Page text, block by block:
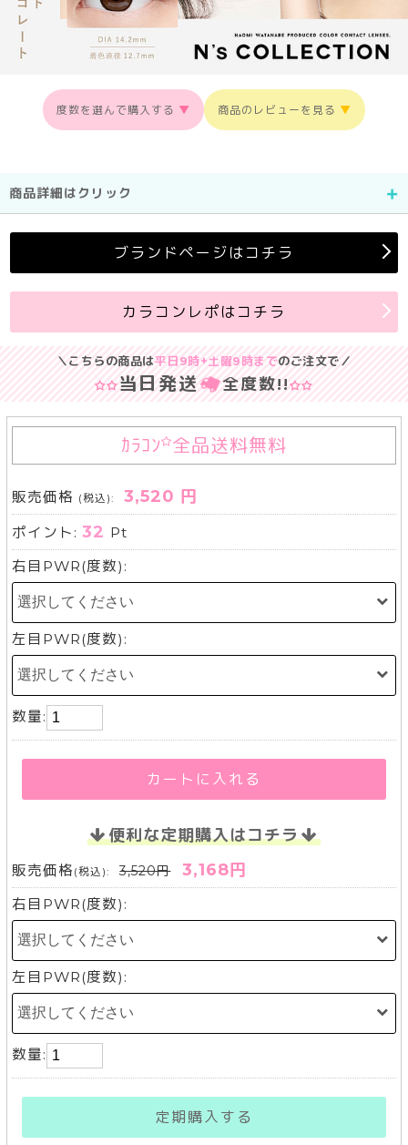
度数を選んで購入する ▼ 商品のレビューを見る ▼
商品詳細はクリック
ブランドページはコチラ
カラコンレポはコチラ
＼こちらの商品は平日9時+土曜9時までのご注文で／
当日発送 全度数!!
ｶﾗｺﾝ 全品送料無料
販売価格 (税込): 3,520 円
ポイント:32 Pt
右目PWR(度数):
左目PWR(度数):
数量:
カートに入れる
便利な定期購入はコチラ
販売価格 (税込): 3,520円 3,168円
右目PWR(度数):
左目PWR(度数):
数量:
定期購入する